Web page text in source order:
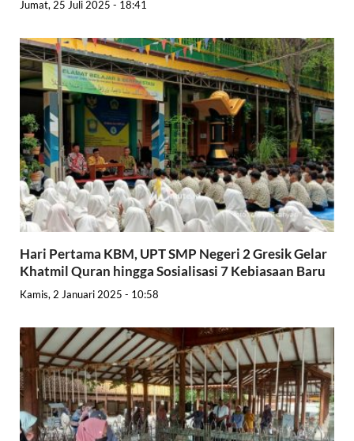
Jumat, 25 Juli 2025 - 18:41
Hari Pertama KBM, UPT SMP Negeri 2 Gresik Gelar
Khatmil Quran hingga Sosialisasi 7 Kebiasaan Baru
Kamis, 2 Januari 2025 - 10:58